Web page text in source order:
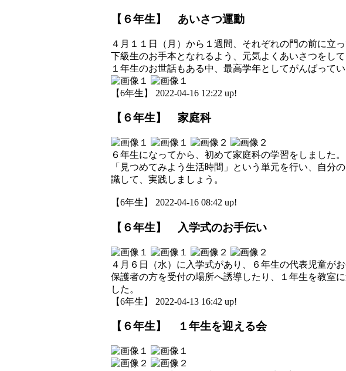
【６年生】 あいさつ運動
４月１１日（月）から１週間、それぞれの門の前に立
下級生のお手本となれるよう、元気よくあいさつをして
１年生のお世話もある中、最高学年としてがんばってい
【6年生】 2022-04-16 12:22 up!
【６年生】 家庭科
６年生になってから、初めて家庭科の学習をしました。
「見つめてみよう生活時間」という単元を行い、自分
識して、実践しましょう。
【6年生】 2022-04-16 08:42 up!
【６年生】 入学式のお手伝い
４月６日（水）に入学式があり、６年生の代表児童がお
保護者の方を受付の場所へ誘導したり、１年生を教室
した。
【6年生】 2022-04-13 16:42 up!
【６年生】 １年生を迎える会